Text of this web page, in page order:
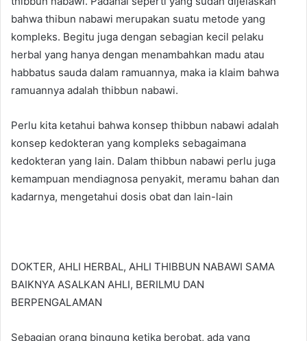
bahwa thibun nabawi merupakan suatu metode yang
kompleks. Begitu juga dengan sebagian kecil pelaku
herbal yang hanya dengan menambahkan madu atau
habbatus sauda dalam ramuannya, maka ia klaim bahwa
ramuannya adalah thibbun nabawi.
Perlu kita ketahui bahwa konsep thibbun nabawi adalah
konsep kedokteran yang kompleks sebagaimana
kedokteran yang lain. Dalam thibbun nabawi perlu juga
kemampuan mendiagnosa penyakit, meramu bahan dan
kadarnya, mengetahui dosis obat dan lain-lain
DOKTER, AHLI HERBAL, AHLI THIBBUN NABAWI SAMA
BAIKNYA ASALKAN AHLI, BERILMU DAN
BERPENGALAMAN
Sebagian orang bingung ketika berobat, ada yang